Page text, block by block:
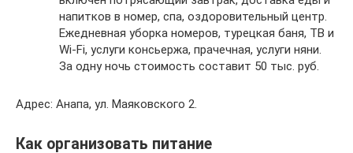
напитков в номер, спа, оздоровительный центр.
Ежедневная уборка номеров, турецкая баня, ТВ и
Wi-Fi, услуги консьержа, прачечная, услуги няни.
За одну ночь стоимость составит 50 тыс. руб.
Адрес: Анапа, ул. Маяковского 2.
Как организовать питание